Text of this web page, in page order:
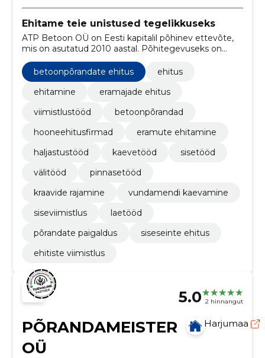
Ehitame teie unistused tegelikkuseks
ATP Betoon OÜ on Eesti kapitalil põhinev ettevõte,
mis on asutatud 2010 aastal. Põhitegevuseks on
teostamine.
betoonpõrandate ehitus
ehitus
ehitamine
eramajade ehitus
viimistlustööd
betoonpõrandad
hooneehitusfirmad
eramute ehitamine
haljastustööd
kaevetööd
sisetööd
välitööd
pinnasetööd
kraavide rajamine
vundamendi kaevamine
siseviimistlus
laetööd
põrandate paigaldus
siseseinte ehitus
ehitiste viimistlus
5.0 2 hinnangut
PÕRANDAMEISTER
OÜ
Harjumaa